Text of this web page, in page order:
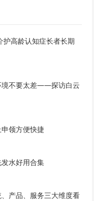
护高龄认知症长者长期
境不要太差——探访白云
领方便快捷
水好用合集
产品、服务三大维度看